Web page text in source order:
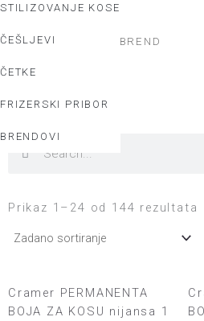
STILIZOVANJE KOSE
ČEŠLJEVI
ČETKE
FRIZERSKI PRIBOR
BRENDOVI
Početna / Cramer BREND
Prikaz 1–24 od 144 rezultata
Cramer PERMANENTA
BOJA ZA KOSU nijansa 1